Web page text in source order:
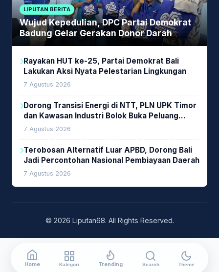
LIPUTAN BERITA
Wujud Kepedulian, DPC Partai Demokrat
Badung Gelar Gerakan Donor Darah
Rayakan HUT ke-25, Partai Demokrat Bali
Lakukan Aksi Nyata Pelestarian Lingkungan
7 Agustus 2026
Dorong Transisi Energi di NTT, PLN UPK Timor
dan Kawasan Industri Bolok Buka Peluang
Investasi Woodchip untuk Cofiring PLTU Bolok
7 Agustus 2026
Terobosan Alternatif Luar APBD, Dorong Bali
Jadi Percontohan Nasional Pembiayaan Daerah
7 Agustus 2026
© 2026 Liputan68. All Rights Reserved.
Home Kategori Trending Search Theme